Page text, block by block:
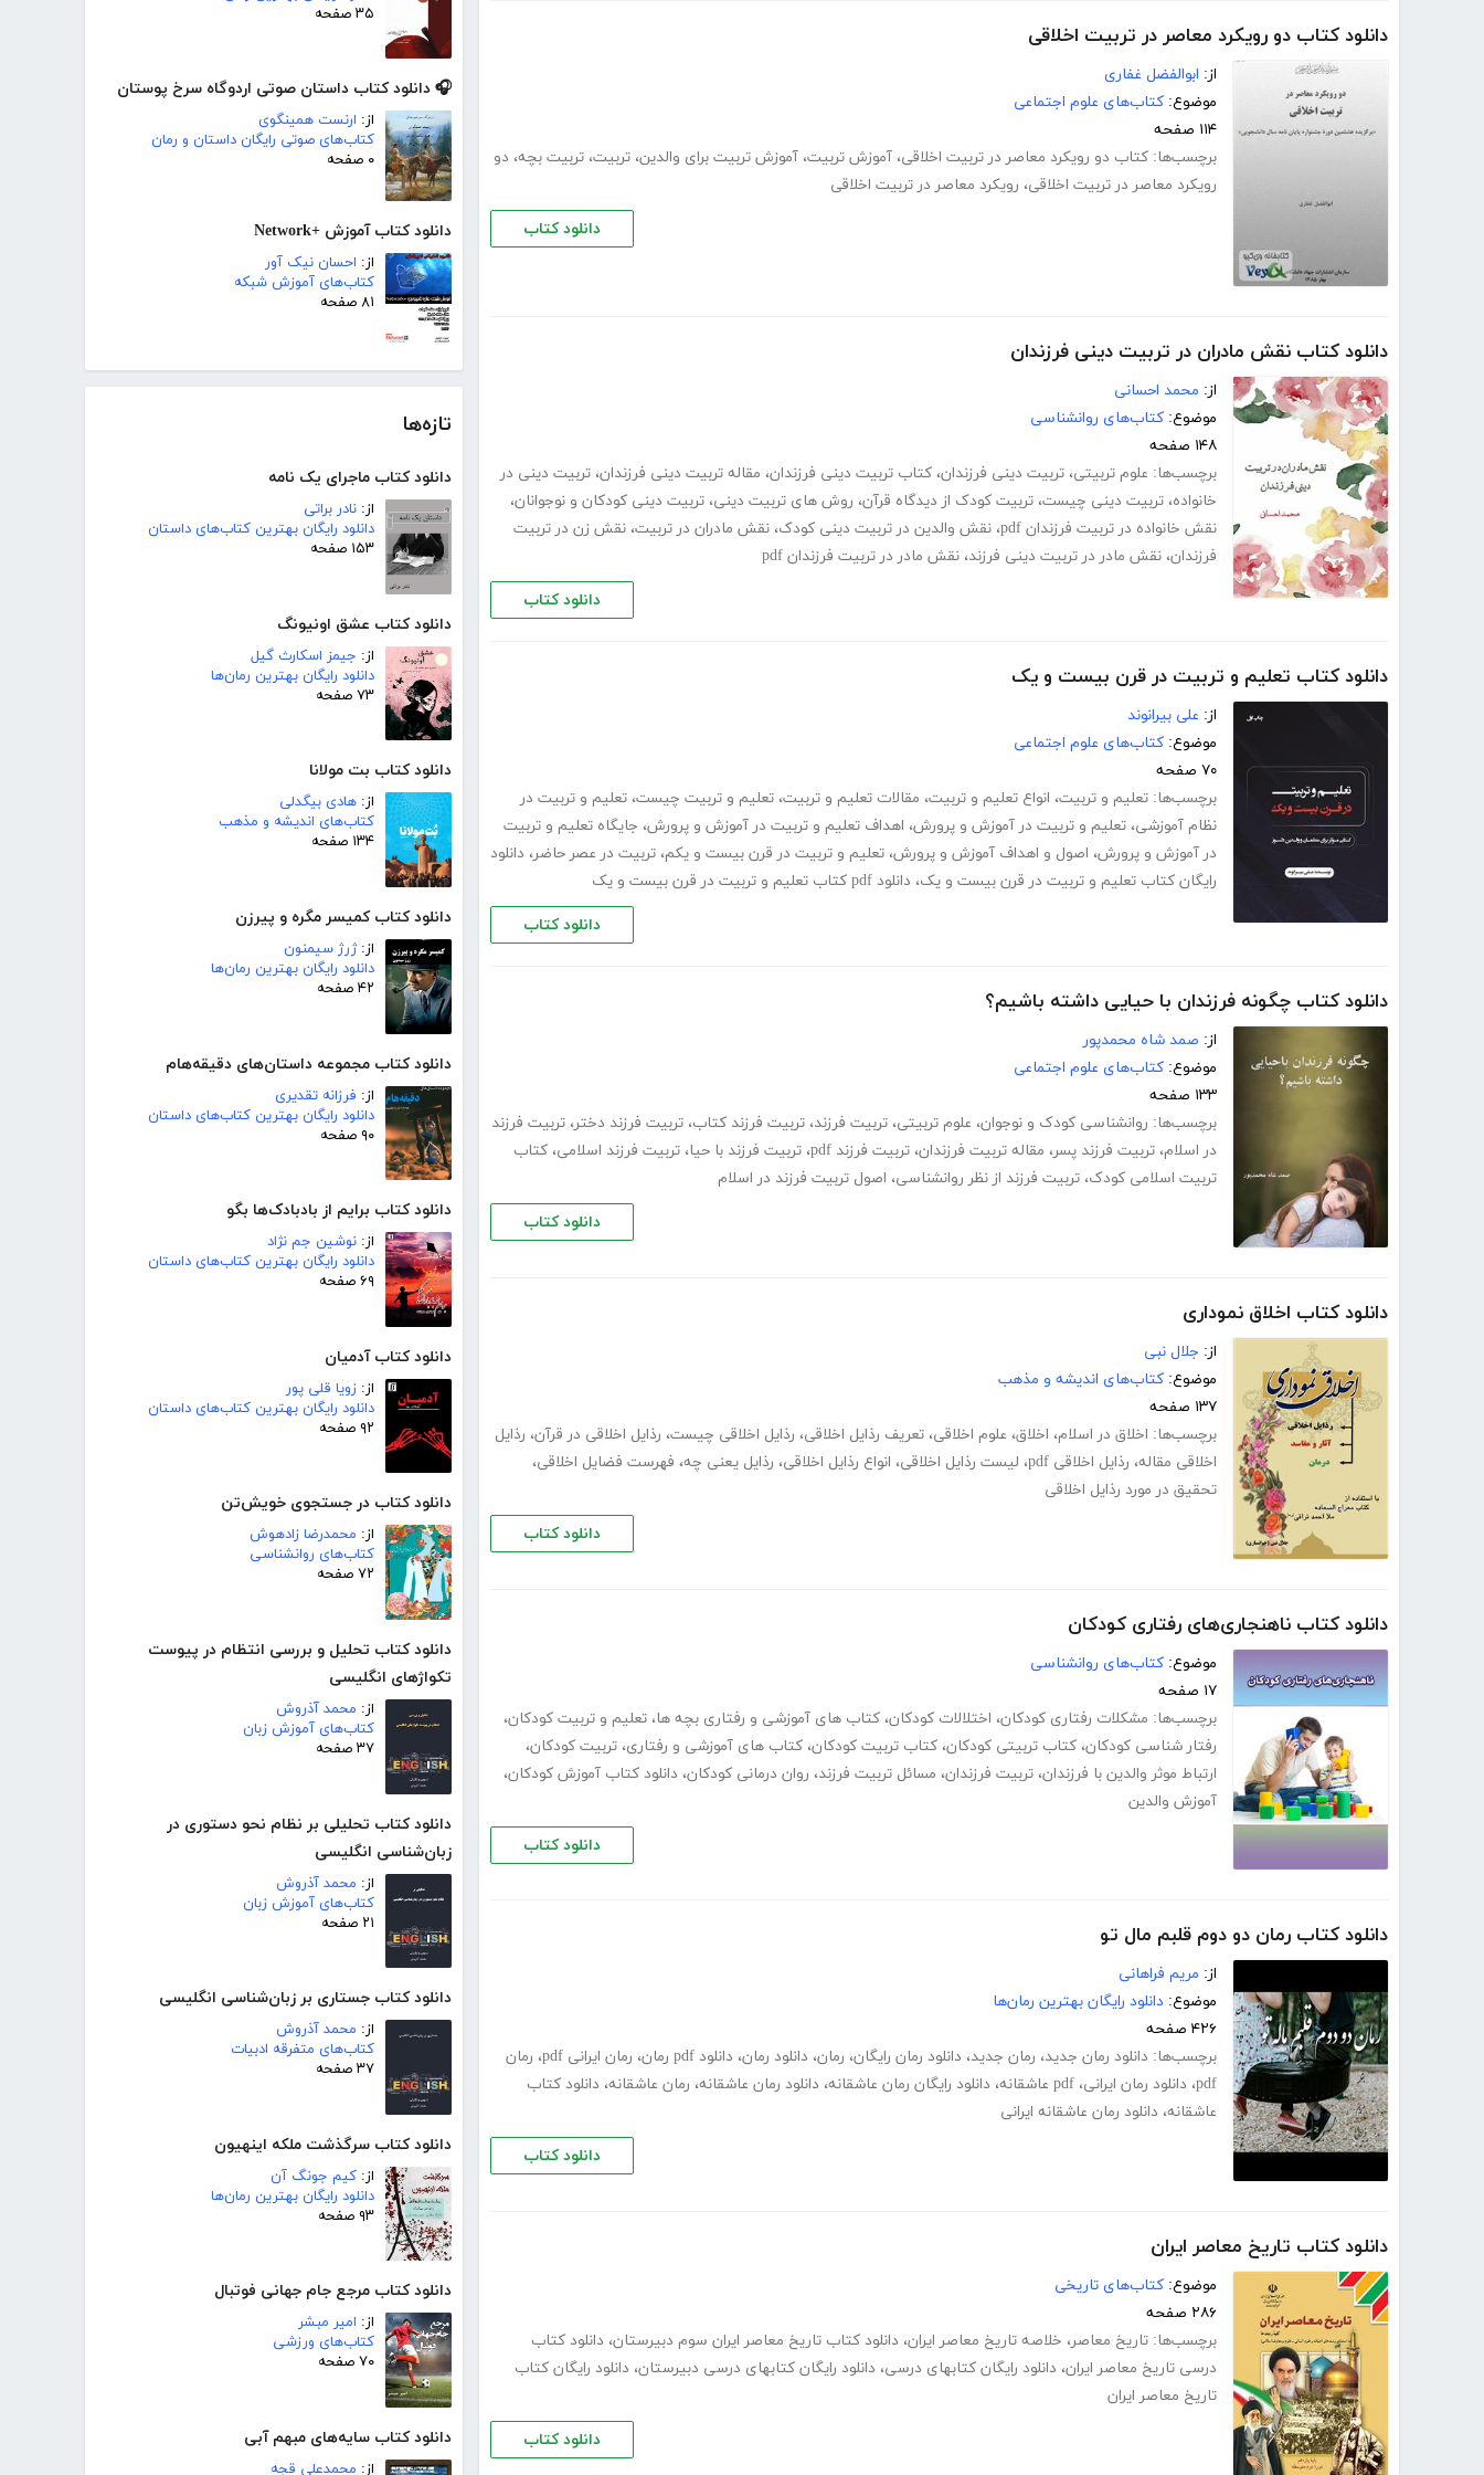
۳۵ صفحه
🎧 دانلود کتاب داستان صوتی اردوگاه سرخ پوستان
از: ارنست همینگوی
کتاب‌های صوتی رایگان داستان و رمان
۰ صفحه
دانلود کتاب آموزش +Network
از: احسان نیک آور
کتاب‌های آموزش شبکه
۸۱ صفحه
تازه‌ها
دانلود کتاب ماجرای یک نامه
از: نادر براتی
دانلود رایگان بهترین کتاب‌های داستان
۱۵۳ صفحه
دانلود کتاب عشق اونیونگ
از: جیمز اسکارث گیل
دانلود رایگان بهترین رمان‌ها
۷۳ صفحه
دانلود کتاب بت مولانا
از: هادی بیگدلی
کتاب‌های اندیشه و مذهب
۱۳۴ صفحه
دانلود کتاب کمیسر مگره و پیرزن
از:ژرژ سیمنون
دانلود رایگان بهترین رمان‌ها
۴۲ صفحه
دانلود کتاب مجموعه داستان‌های دقیقه‌هام
از: فرزانه تقدیری
دانلود رایگان بهترین کتاب‌های داستان
۹۰ صفحه
دانلود کتاب برایم از بادبادک‌ها بگو
از: نوشین جم نژاد
دانلود رایگان بهترین کتاب‌های داستان
۶۹ صفحه
دانلود کتاب آدمیان
از: زویا قلی پور
دانلود رایگان بهترین کتاب‌های داستان
۹۲ صفحه
دانلود کتاب در جستجوی خویش‌تن
از: محمدرضا زادهوش
کتاب‌های روانشناسی
۷۲ صفحه
دانلود کتاب تحلیل و بررسی انتظام در پیوست
تکواژهای انگلیسی
از: محمد آذروش
کتاب‌های آموزش زبان
۳۷ صفحه
دانلود کتاب تحلیلی بر نظام نحو دستوری در
زبان‌شناسی انگلیسی
از: محمد آذروش
کتاب‌های آموزش زبان
۲۱ صفحه
دانلود کتاب جستاری بر زبان‌شناسی انگلیسی
از: محمد آذروش
کتاب‌های متفرقه ادبیات
۳۷ صفحه
دانلود کتاب سرگذشت ملکه اینهیون
از: کیم جونگ آن
دانلود رایگان بهترین رمان‌ها
۹۳ صفحه
دانلود کتاب مرجع جام جهانی فوتبال
از: امیر مبشر
کتاب‌های ورزشی
۷۰ صفحه
دانلود کتاب سایه‌های مبهم آبی
از: محمدعلی قجه
دانلود کتاب دو رویکرد معاصر در تربیت اخلاقی
از: ابوالفضل غفاری
موضوع: کتاب‌های علوم اجتماعی
۱۱۴ صفحه
برچسب‌ها: کتاب دو رویکرد معاصر در تربیت اخلاقی، آموزش تربیت، آموزش تربیت برای والدین، تربیت، تربیت بچه، دو
رویکرد معاصر در تربیت اخلاقی، رویکرد معاصر در تربیت اخلاقی
دانلود کتاب
دانلود کتاب نقش مادران در تربیت دینی فرزندان
از: محمد احسانی
موضوع: کتاب‌های روانشناسی
۱۴۸ صفحه
برچسب‌ها: علوم تربیتی، تربیت دینی فرزندان، کتاب تربیت دینی فرزندان، مقاله تربیت دینی فرزندان، تربیت دینی در
خانواده، تربیت دینی چیست، تربیت کودک از دیدگاه قرآن، روش های تربیت دینی، تربیت دینی کودکان و نوجوانان،
نقش خانواده در تربیت فرزندان pdf
، نقش والدین در تربیت دینی کودک، نقش مادران در تربیت، نقش زن در تربیت
فرزندان، نقش مادر در تربیت دینی فرزند، نقش مادر در تربیت فرزندان pdf
دانلود کتاب
دانلود کتاب تعلیم و تربیت در قرن بیست و یک
از: علی بیرانوند
موضوع: کتاب‌های علوم اجتماعی
۷۰ صفحه
برچسب‌ها: تعلیم و تربیت، انواع تعلیم و تربیت، مقالات تعلیم و تربیت، تعلیم و تربیت چیست، تعلیم و تربیت در
نظام آموزشی، تعلیم و تربیت در آموزش و پرورش، اهداف تعلیم و تربیت در آموزش و پرورش، جایگاه تعلیم و تربیت
در آموزش و پرورش، اصول و اهداف آموزش و پرورش، تعلیم و تربیت در قرن بیست و یکم، تربیت در عصر حاضر، دانلود
رایگان کتاب تعلیم و تربیت در قرن بیست و یک، دانلود pdf کتاب تعلیم و تربیت در قرن بیست و یک
دانلود کتاب
دانلود کتاب چگونه فرزندان با حیایی داشته باشیم؟
از: صمد شاه محمدپور
موضوع: کتاب‌های علوم اجتماعی
۱۳۳ صفحه
برچسب‌ها: روانشناسی کودک و نوجوان، علوم تربیتی، تربیت فرزند، تربیت فرزند کتاب، تربیت فرزند دختر، تربیت فرزند
در اسلام، تربیت فرزند پسر، مقاله تربیت فرزندان، تربیت فرزند pdf ، تربیت فرزند با حیا، تربیت فرزند اسلامی، کتاب
تربیت اسلامی کودک، تربیت فرزند از نظر روانشناسی، اصول تربیت فرزند در اسلام
دانلود کتاب
دانلود کتاب اخلاق نموداری
از: جلال نبی
موضوع: کتاب‌های اندیشه و مذهب
۱۳۷ صفحه
برچسب‌ها: اخلاق در اسلام، اخلاق، علوم اخلاقی، تعریف رذایل اخلاقی، رذایل اخلاقی چیست، رذایل اخلاقی در قرآن، رذایل
اخلاقی مقاله، رذایل اخلاقی pdf ، لیست رذایل اخلاقی، انواع رذایل اخلاقی، رذایل یعنی چه، فهرست فضایل اخلاقی،
تحقیق در مورد رذایل اخلاقی
دانلود کتاب
دانلود کتاب ناهنجاری‌های رفتاری کودکان
موضوع: کتاب‌های روانشناسی
۱۷ صفحه
برچسب‌ها: مشکلات رفتاری کودکان، اختلالات کودکان، کتاب های آموزشی و رفتاری بچه ها، تعلیم و تربیت کودکان،
رفتار شناسی کودکان، کتاب تربیتی کودکان، کتاب تربیت کودکان، کتاب های آموزشی و رفتاری، تربیت کودکان،
ارتباط موثر والدین با فرزندان، تربیت فرزندان، مسائل تربیت فرزند، روان درمانی کودکان، دانلود کتاب آموزش کودکان،
آموزش والدین
دانلود کتاب
دانلود کتاب رمان دو دوم قلبم مال تو
از: مریم فراهانی
موضوع: دانلود رایگان بهترین رمان‌ها
۴۲۶ صفحه
برچسب‌ها: دانلود رمان جدید، رمان جدید، دانلود رمان رایگان، رمان، دانلود رمان، دانلود pdf رمان ، رمان ایرانی pdf ، رمان
pdf، دانلود رمان ایرانی، pdf عاشقانه ، دانلود رایگان رمان عاشقانه، دانلود رمان عاشقانه، رمان عاشقانه، دانلود کتاب
عاشقانه، دانلود رمان عاشقانه ایرانی
دانلود کتاب
دانلود کتاب تاریخ معاصر ایران
موضوع: کتاب‌های تاریخی
۲۸۶ صفحه
برچسب‌ها: تاریخ معاصر، خلاصه تاریخ معاصر ایران، دانلود کتاب تاریخ معاصر ایران سوم دبیرستان، دانلود کتاب
درسی تاریخ معاصر ایران، دانلود رایگان کتابهای درسی، دانلود رایگان کتابهای درسی دبیرستان، دانلود رایگان کتاب
تاریخ معاصر ایران
دانلود کتاب